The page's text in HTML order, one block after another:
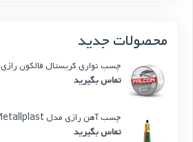
محصولات جدید
چسب نواری کریستال فالکون رازی
تماس بگیرید
چسب آهن رازی مدل Metallplast حجم 100 میلی لیتر
تماس بگیرید